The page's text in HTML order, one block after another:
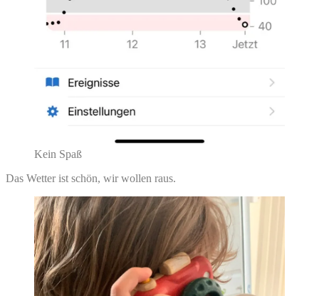
Kein Spaß
Das Wetter ist schön, wir wollen raus.